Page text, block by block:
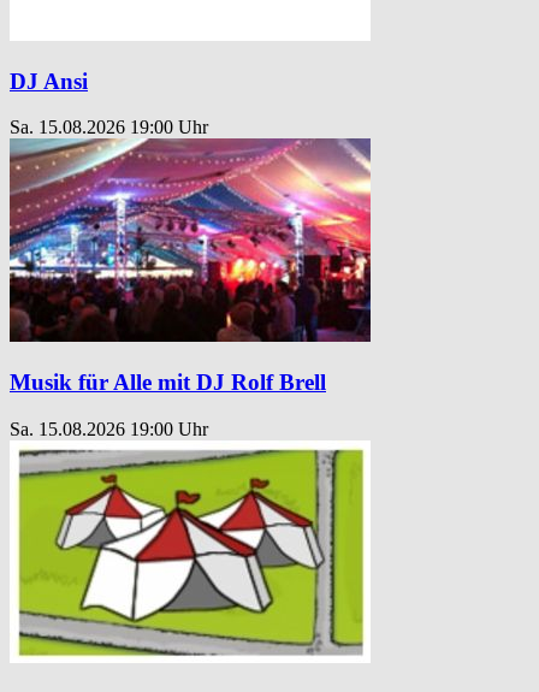
DJ Ansi
Sa. 15.08.2026 19:00 Uhr
Musik für Alle mit DJ Rolf Brell
Sa. 15.08.2026 19:00 Uhr